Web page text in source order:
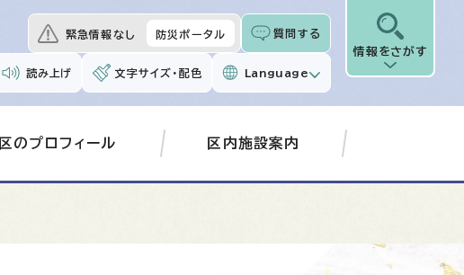
緊急情報なし 防災ポータル 質問する
読み上げ 文字サイズ・配色 Language
情報をさがす
区のプロフィール 区内施設案内